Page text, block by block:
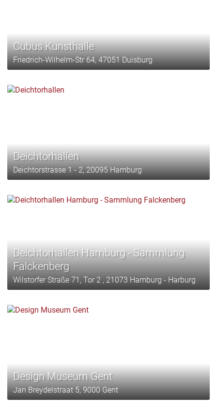
Cubus Kunsthalle
Friedrich-Wilhelm-Str 64, 47051 Duisburg
Deichtorhallen
Deichtorstrasse 1 - 2, 20095 Hamburg
Deichtorhallen Hamburg - Sammlung
Falckenberg
Wilstorfer Straße 71, Tor 2 , 21073 Hamburg - Harburg
Design Museum Gent
Jan Breydelstraat 5, 9000 Gent